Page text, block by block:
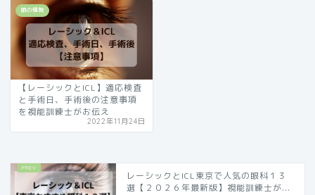
眼の情報
【レーシックとICL】適応検査
と手術日、手術後の注意事項
を視能訓練士がお伝え
2022年11月24日
レーシックとICL東京で人気の眼科１３
選【２０２６年最新版】視能訓練士が...